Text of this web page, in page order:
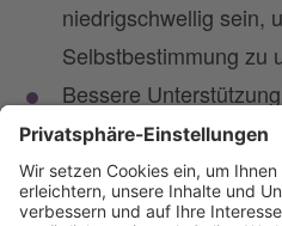
niedrigschwellig sein,
Selbstbestimmung zu
Bessere
Angehöriger:
benötigen verstärkte
um die Belastungen